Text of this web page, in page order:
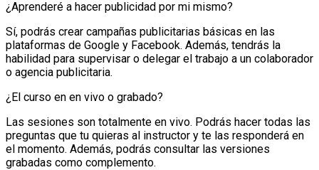
¿Aprenderé a hacer publicidad por mi mismo?
Sí, podrás crear campañas publicitarias básicas en las
plataformas de Google y Facebook. Además, tendrás la
habilidad para supervisar o delegar el trabajo a un colaborador
o agencia publicitaria.
¿El curso en en vivo o grabado?
Las sesiones son totalmente en vivo. Podrás hacer todas las
preguntas que tu quieras al instructor y te las responderá en
el momento. Además, podrás consultar las versiones
grabadas como complemento.